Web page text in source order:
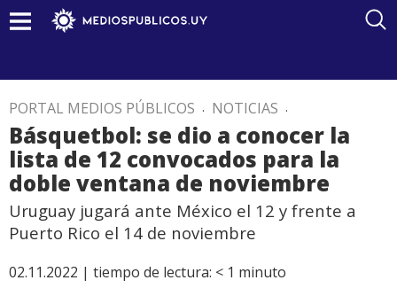
PORTAL MEDIOS PÚBLICOS . NOTICIAS .
Básquetbol: se dio a conocer la
lista de 12 convocados para la
doble ventana de noviembre
Uruguay jugará ante México el 12 y frente a
Puerto Rico el 14 de noviembre
02.11.2022 | tiempo de lectura: < 1 minuto